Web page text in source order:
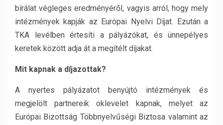
bírálat végleges eredményéről, vagyis arról, hogy mely
intézmények kapják az Európai Nyelvi Díjat. Ezután a
TKA levélben értesíti a pályázókat, és ünnepélyes
keretek között adja át a megítélt díjakat.
Mit kapnak a díjazottak?
A nyertes pályázatot benyújtó intézmények és
megjelölt partnereik oklevelet kapnak, melyet az
Európai Bizottság Többnyelvűségi Biztosa valamint az